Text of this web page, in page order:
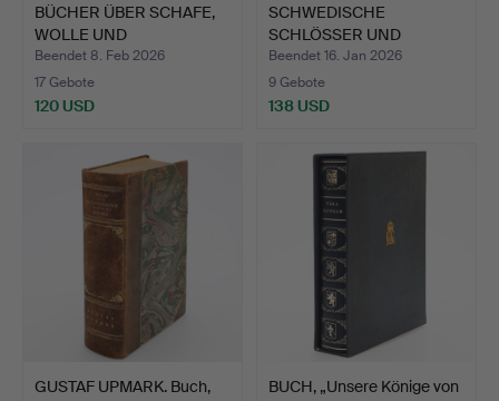
BÜCHER ÜBER SCHAFE,
WOLLE UND
KUNSTHANDWER…
Beendet 8. Feb 2026
17 Gebote
120 USD
SCHWEDISCHE
SCHLÖSSER UND
HERRENSITZE, 9 B…
Beendet 16. Jan 2026
9 Gebote
138 USD
GUSTAF UPMARK. Buch,
BUCH, „Unsere Könige von